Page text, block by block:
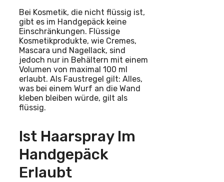
Bei Kosmetik, die nicht flüssig ist,
gibt es im Handgepäck keine
Einschränkungen. Flüssige
Kosmetikprodukte, wie Cremes,
Mascara und Nagellack, sind
jedoch nur in Behältern mit einem
Volumen von maximal 100 ml
erlaubt. Als Faustregel gilt: Alles,
was bei einem Wurf an die Wand
kleben bleiben würde, gilt als
flüssig.
Ist Haarspray Im
Handgepäck
Erlaubt